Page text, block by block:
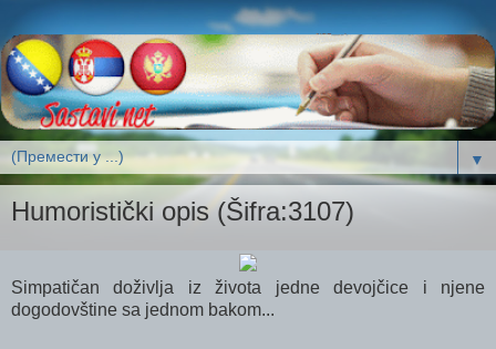
▼
Humoristički opis (Šifra:3107)
Simpatičan doživlja iz života jedne devojčice i njene
dogodovštine sa jednom bakom...